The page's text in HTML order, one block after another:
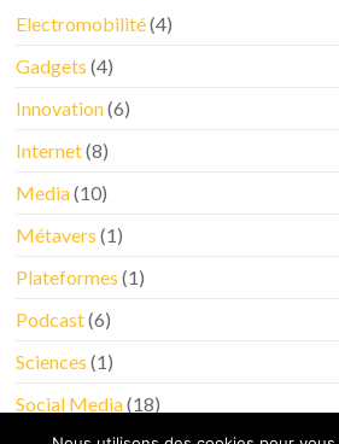
Electromobilité(4)
Gadgets (4)
Innovation(6)
Internet(8)
Media(10)
Métavers (1)
Plateformes (1)
Podcast(6)
Sciences (1)
Social Media(18)